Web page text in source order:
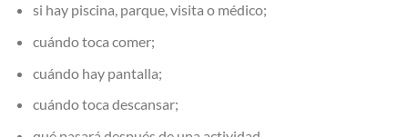
si hay piscina, parque, visita o médico;
cuándo toca comer;
cuándo hay pantalla;
cuándo toca descansar;